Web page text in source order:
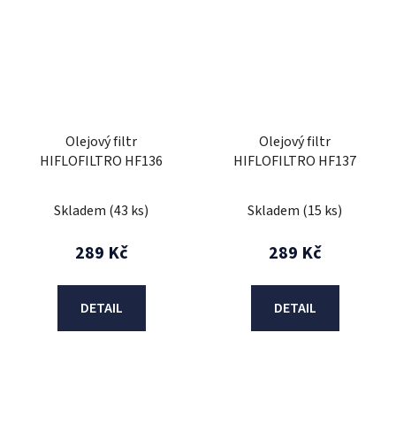
Olejový filtr
HIFLOFILTRO HF136
Skladem (43 ks)
289 Kč
DETAIL
Olejový filtr
HIFLOFILTRO HF137
Skladem (15 ks)
289 Kč
DETAIL